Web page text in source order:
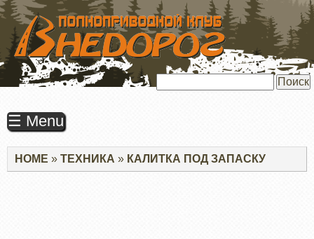
ПЕРЕЙТИ
ОСНОВНОМУ
СОДЕРЖАНИЮ
☰ Menu
Строка
навигации
HOME ТЕХНИКА КАЛИТКА ПОД ЗАПАСКУ